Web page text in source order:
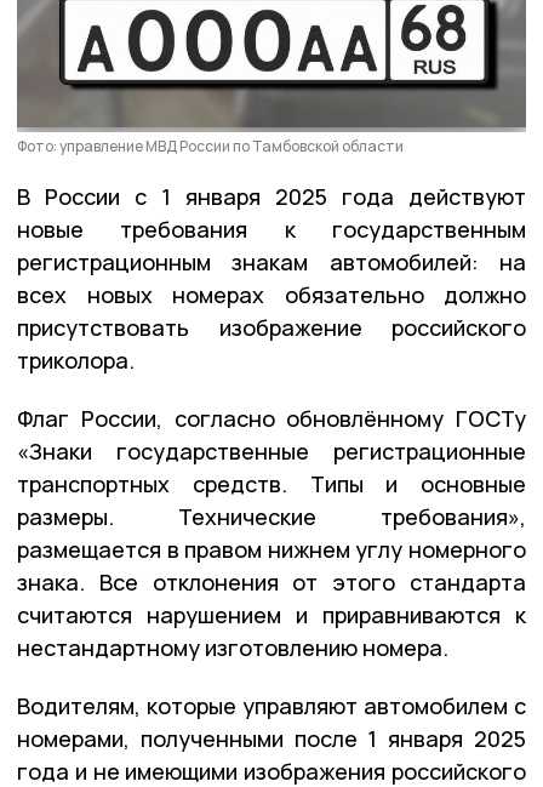
Фото: управление МВД России по Тамбовской области
В России с 1 января 2025 года действуют
новые требования к государственным
регистрационным знакам автомобилей: на
всех новых номерах обязательно должно
присутствовать изображение российского
триколора.
Флаг России, согласно обновлённому ГОСТу
«Знаки государственные регистрационные
транспортных средств. Типы и основные
размеры. Технические требования»,
размещается в правом нижнем углу номерного
знака. Все отклонения от этого стандарта
считаются нарушением и приравниваются к
нестандартному изготовлению номера.
Водителям, которые управляют автомобилем с
номерами, полученными после 1 января 2025
года и не имеющими изображения российского